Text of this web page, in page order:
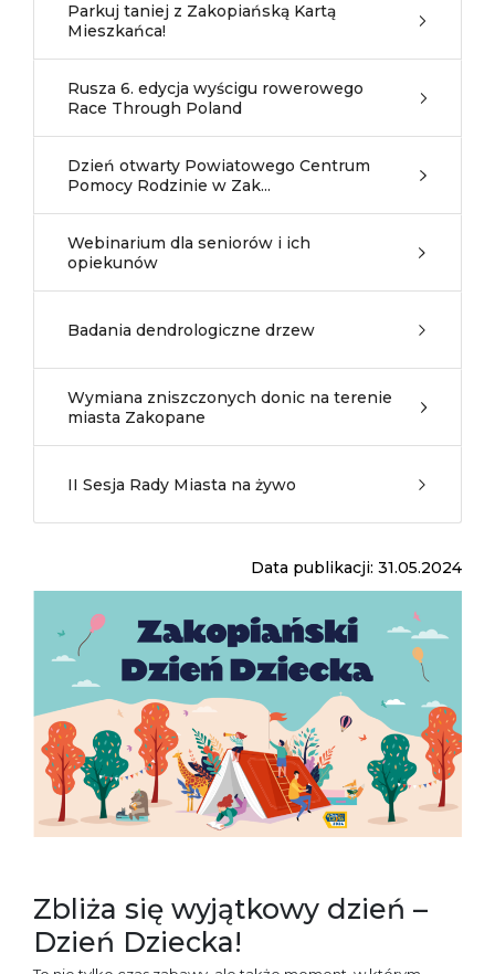
Parkuj taniej z Zakopiańską Kartą
Mieszkańca!
Rusza 6. edycja wyścigu rowerowego
Race Through Poland
Dzień otwarty Powiatowego Centrum
Pomocy Rodzinie w Zak...
Webinarium dla seniorów i ich
opiekunów
Badania dendrologiczne drzew
Wymiana zniszczonych donic na terenie
miasta Zakopane
II Sesja Rady Miasta na żywo
Data publikacji: 31.05.2024
Zbliża się wyjątkowy dzień –
Dzień Dziecka!